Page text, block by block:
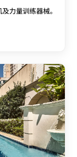
力量训练器械。